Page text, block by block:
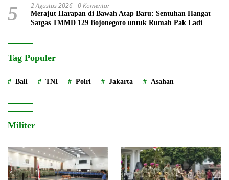
5 2 Agustus 2026 0 Komentar
Merajut Harapan di Bawah Atap Baru: Sentuhan Hangat
Satgas TMMD 129 Bojonegoro untuk Rumah Pak Ladi
Tag Populer
Bali TNI Polri Jakarta Asahan
Militer